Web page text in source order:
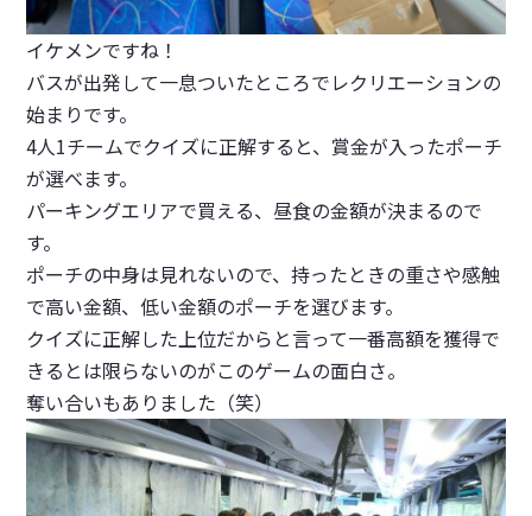
イケメンですね！
バスが出発して一息ついたところでレクリエーションの
始まりです。
4人1チームでクイズに正解すると、賞金が入ったポーチ
が選べます。
パーキングエリアで買える、昼食の金額が決まるので
す。
ポーチの中身は見れないので、持ったときの重さや感触
で高い金額、低い金額のポーチを選びます。
クイズに正解した上位だからと言って一番高額を獲得で
きるとは限らないのがこのゲームの面白さ。
奪い合いもありました（笑）